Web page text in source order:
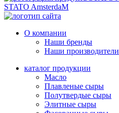
STATO AmsterdaM
О компании
Наши бренды
Наши производители
каталог продукции
Масло
Плавленые сыры
Полутвердые сыры
Элитные сыры